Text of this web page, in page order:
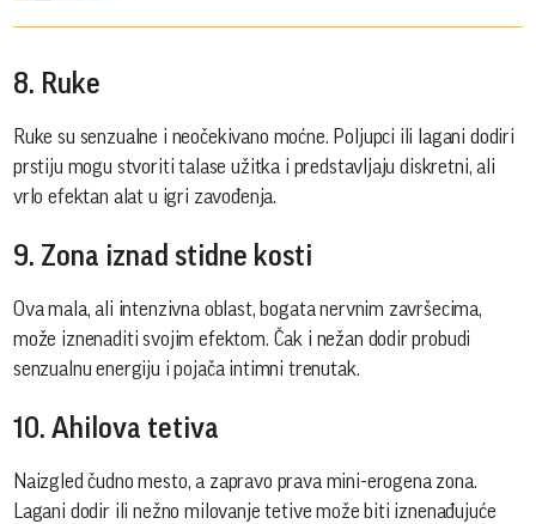
8. Ruke
Ruke su senzualne i neočekivano moćne. Poljupci ili lagani dodiri
prstiju mogu stvoriti talase užitka i predstavljaju diskretni, ali
vrlo efektan alat u igri zavođenja.
9. Zona iznad stidne kosti
Ova mala, ali intenzivna oblast, bogata nervnim završecima,
može iznenaditi svojim efektom. Čak i nežan dodir probudi
senzualnu energiju i pojača intimni trenutak.
10. Ahilova tetiva
Naizgled čudno mesto, a zapravo prava mini-erogena zona.
Lagani dodir ili nežno milovanje tetive može biti iznenađujuće